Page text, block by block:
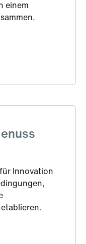
einem
Innovation